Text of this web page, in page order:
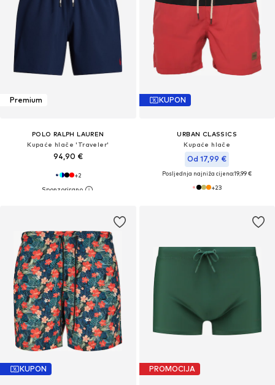
Premium
POLO RALPH LAUREN
Kupaće hlače 'Traveler'
94,90 €
+2
KUPON
URBAN CLASSICS
Kupaće hlače
Od 17,99 €
Posljednja najniža cijena:19,99 €
+23
KUPON PROMOCIJA